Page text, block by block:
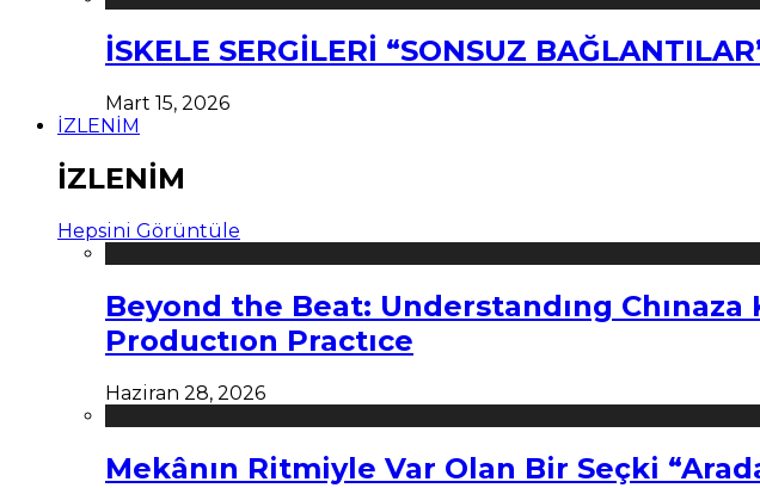
İSKELE SERGİLERİ “SONSUZ
Mart 15, 2026
İZLENİM
İZLENİM
Hepsini Görüntüle
Beyond the Beat: Understandıng Chınaza
Productıon Practıce
Haziran 28, 2026
Mekânın Ritmiyle Var Olan Bir Seçki